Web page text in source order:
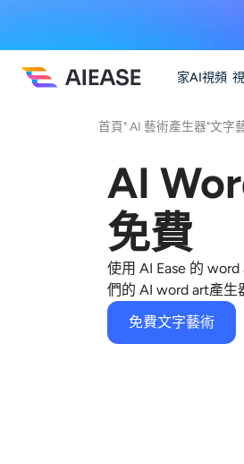
家AI視頻
首頁"AI 藝術產生器"文字
AI
免費
使用 AI Ease 的
們的 AI word art產生
免費文字藝術